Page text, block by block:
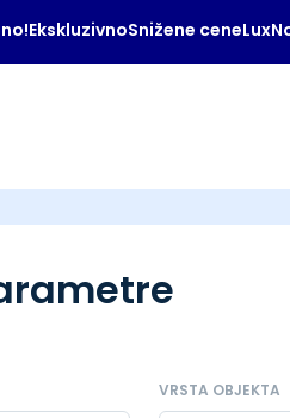
EkskluzivnoSnižene ceneLux
VRSTA OBJEKTA